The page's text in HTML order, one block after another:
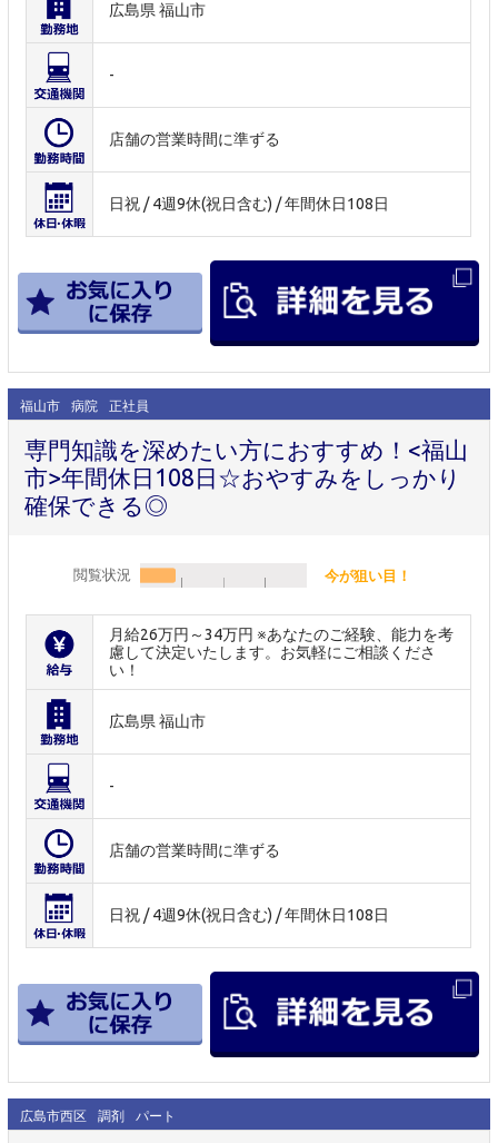
広島県 福山市
-
店舗の営業時間に準ずる
日祝 / 4週9休(祝日含む) / 年間休日108日
福山市 病院 正社員
専門知識を深めたい方におすすめ！<福山
市>年間休日108日☆おやすみをしっかり
確保できる◎
閲覧状況 今が狙い目！
月給26万円～34万円 ※あなたのご経験、能力を考
慮して決定いたします。お気軽にご相談くださ
い！
広島県 福山市
-
店舗の営業時間に準ずる
日祝 / 4週9休(祝日含む) / 年間休日108日
広島市西区 調剤 パート